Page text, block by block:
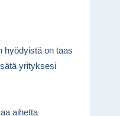
hyödyistä on taas
yrityksesi
aihetta